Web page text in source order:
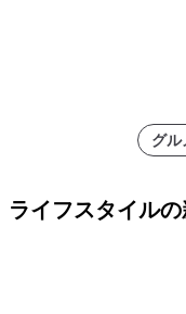
グル
ライフスタイル